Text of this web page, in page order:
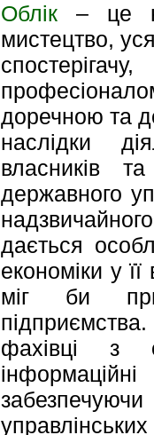
Облік – це
мистецтво,
доречною та
наслідки
власників та
державного
дається
економіки у
міг би
фахівці з